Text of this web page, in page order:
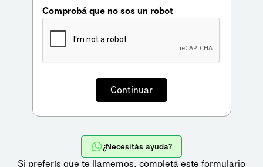
Comprobá que no sos un robot
¿Necesitás ayuda?
Si preferís que te llamemos, completá este formulario